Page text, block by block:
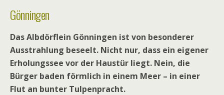
Gönningen
Das Albdörflein Gönningen ist von besonderer
Ausstrahlung beseelt. Nicht nur, dass ein eigener
Erholungssee vor der Haustür liegt. Nein, die
Bürger baden förmlich in einem Meer – in einer
Flut an bunter Tulpenpracht.